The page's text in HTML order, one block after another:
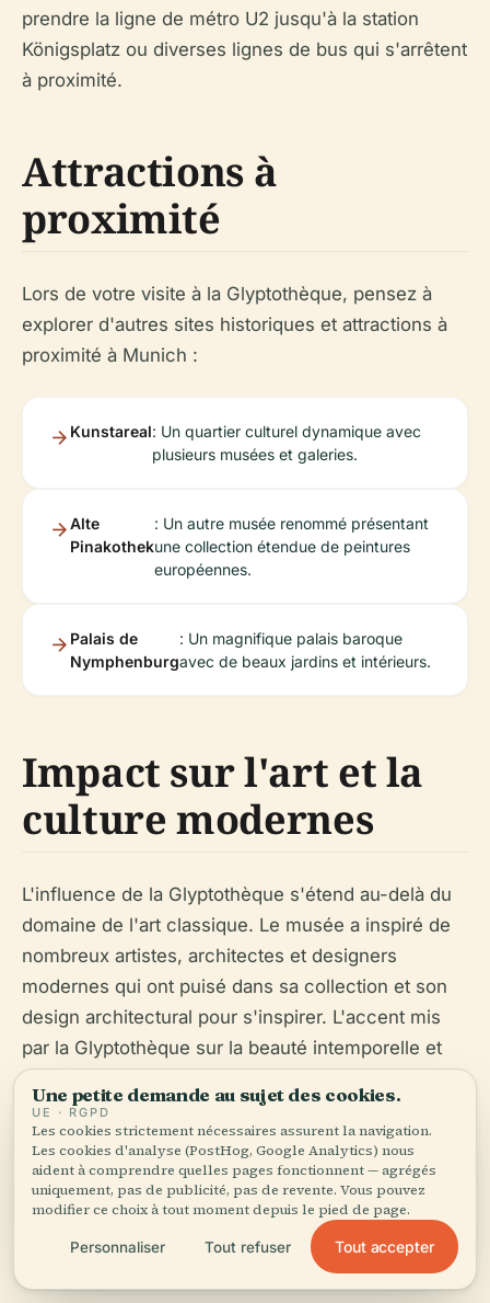
prendre la ligne de métro U2 jusqu'à la station
Königsplatz ou diverses lignes de bus qui s'arrêtent
à proximité.
Attractions à
proximité
Lors de votre visite à la Glyptothèque, pensez à
explorer d'autres sites historiques et attractions à
proximité à Munich :
Kunstareal: Un quartier culturel dynamique avec
plusieurs musées et galeries.
Alte
Pinakothek
: Un autre musée renommé présentant
une collection étendue de peintures
européennes.
Palais de
Nymphenburg
: Un magnifique palais baroque
avec de beaux jardins et intérieurs.
Impact sur l'art et la
culture modernes
L'influence de la Glyptothèque s'étend au-delà du
domaine de l'art classique. Le musée a inspiré de
nombreux artistes, architectes et designers
modernes qui ont puisé dans sa collection et son
design architectural pour s'inspirer. L'accent mis
par la Glyptothèque sur la beauté intemporelle et
les thèmes universels de l'art classique résonne
auprès du public contemporain et continue de
façonner le discours artistique et culturel moderne.
Le rôle du musée en tant que site culturel à Munich
contribue également à la scène artistique
dynamique de la ville et attire des visiteurs du
Une petite demande au sujet des cookies.
UE · RGPD
Les cookies strictement nécessaires assurent la navigation.
Les cookies d'analyse (PostHog, Google Analytics) nous
aident à comprendre quelles pages fonctionnent — agrégés
uniquement, pas de publicité, pas de revente. Vous pouvez
modifier ce choix à tout moment depuis le pied de page.
Personnaliser Tout refuser Tout accepter